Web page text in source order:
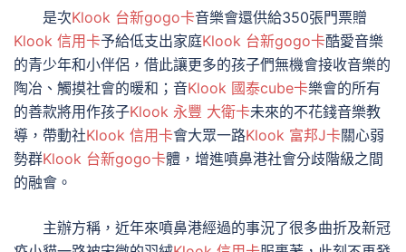
是次Klook 台新gogo卡音樂會還供給350張門票贈
Klook 信用卡予給低支出家庭Klook 台新gogo卡酷愛音樂
的青少年和小伴侶，借此讓更多的孩子們無機會接收音樂的
陶冶、觸摸社會的暖和；音Klook 國泰cube卡樂會的所有
的善款將用作孩子Klook 永豐 大衛卡未來的不花錢音樂教
導，帶動社Klook 信用卡會大眾一路Klook 富邦J卡關心弱
勢群Klook 台新gogo卡體，增進噴鼻港社會分歧階級之間
的融會。
主辦方稱，近年來噴鼻港經過的事況了很多曲折及新冠